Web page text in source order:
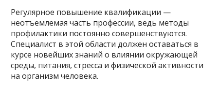
Регулярное повышение квалификации —
неотъемлемая часть профессии, ведь методы
профилактики постоянно совершенствуются.
Специалист в этой области должен оставаться в
курсе новейших знаний о влиянии окружающей
среды, питания, стресса и физической активности
на организм человека.